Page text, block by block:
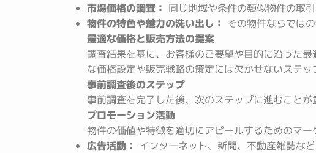
市場価格の調査： 同じ地域や条件の類似物件の取
物件の特色や魅力の洗い出し： その物件ならでは
最適な価格と販売方法の提案
調査結果を基に、お客様のご要望や目的に沿った
な価格設定や販売戦略の策定には欠かせないステッ
事前調査後のステップ
事前調査を完了した後、次のステップに進むこと
プロモーション活動
物件の価値や特徴を適切にアピールするためのマー
広告活動： インターネット、新聞、不動産雑誌な